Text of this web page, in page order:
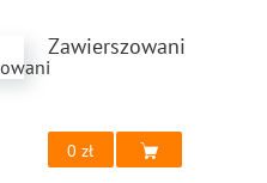
Zawierszowani
0